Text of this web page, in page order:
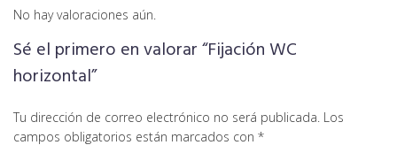
No hay valoraciones aún.
Sé el primero en valorar “Fijación WC
horizontal”
Tu dirección de correo electrónico no será publicada. Los
campos obligatorios están marcados con *